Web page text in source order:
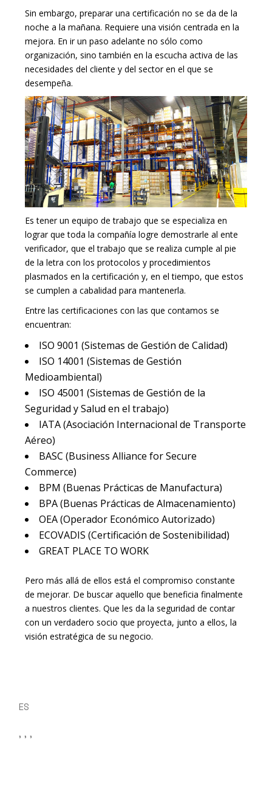
Sin embargo, preparar una certificación no se da de la
noche a la mañana. Requiere una visión centrada en la
mejora. En ir un paso adelante no sólo como
organización, sino también en la escucha activa de las
necesidades del cliente y del sector en el que se
desempeña.
Es tener un equipo de trabajo que se especializa en
lograr que toda la compañía logre demostrarle al ente
verificador, que el trabajo que se realiza cumple al pie
de la letra con los protocolos y procedimientos
plasmados en la certificación y, en el tiempo, que estos
se cumplen a cabalidad para mantenerla.
Entre las certificaciones con las que contamos se
encuentran:
ISO 9001 (Sistemas de Gestión de Calidad)
ISO 14001 (Sistemas de Gestión
Medioambiental)
ISO 45001 (Sistemas de Gestión de la
Seguridad y Salud en el trabajo)
IATA (Asociación Internacional de Transporte
Aéreo)
BASC (Business Alliance for Secure
Commerce)
BPM (Buenas Prácticas de Manufactura)
BPA (Buenas Prácticas de Almacenamiento)
OEA (Operador Económico Autorizado)
ECOVADIS (Certificación de Sostenibilidad)
GREAT PLACE TO WORK
Pero más allá de ellos está el compromiso constante
de mejorar. De buscar aquello que beneficia finalmente
a nuestros clientes. Que les da la seguridad de contar
con un verdadero socio que proyecta, junto a ellos, la
visión estratégica de su negocio.
ES